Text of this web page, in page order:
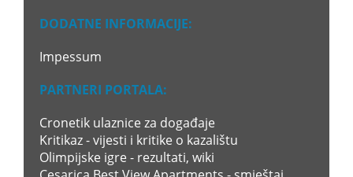
DODATNE INFORMACIJE:
Impessum
PARTNERI PORTALA:
Cronetik ulaznice za događaje
Kritikaz - vijesti i kritike o kazalištu
Olimpijske igre - rezultati, wiki